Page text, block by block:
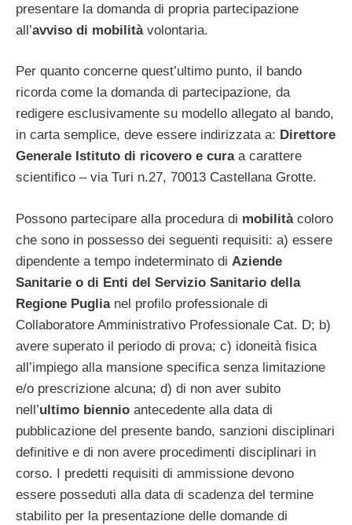
presentare la domanda di propria partecipazione
all’avviso di mobilitàvolontaria.
Per quanto concerne quest’ultimo punto, il bando
ricorda come la domanda di partecipazione, da
redigere esclusivamente su modello allegato al bando,
in carta semplice, deve essere indirizzata a: Direttore
Generale Istituto di ricovero e curaa carattere
scientifico – via Turi n.27, 70013 Castellana Grotte.
Possono partecipare alla procedura di mobilitàcoloro
che sono in possesso dei seguenti requisiti: a) essere
dipendente a tempo indeterminato di Aziende
Sanitarie o di Enti del Servizio Sanitario della
Regione Puglianel profilo professionale di
Collaboratore Amministrativo Professionale Cat. D; b)
avere superato il periodo di prova; c) idoneità fisica
all’impiego alla mansione specifica senza limitazione
e/o prescrizione alcuna; d) di non aver subito
nell’ultimo biennio antecedente alla data di
pubblicazione del presente bando, sanzioni disciplinari
definitive e di non avere procedimenti disciplinari in
corso. I predetti requisiti di ammissione devono
essere posseduti alla data di scadenza del termine
stabilito per la presentazione delle domande di